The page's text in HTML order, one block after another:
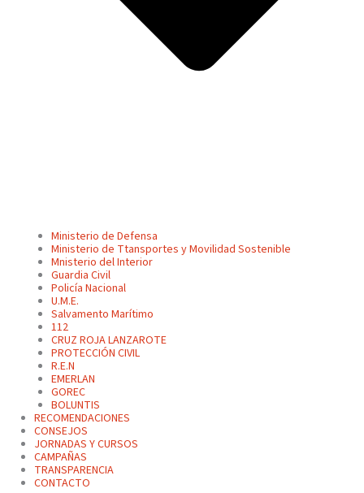
Ministerio de Defensa
Ministerio de Ttansportes y Movilidad Sostenible
Mnisterio del Interior
Guardia Civil
Policía Nacional
U.M.E.
Salvamento Marítimo
112
CRUZ ROJA LANZAROTE
PROTECCIÓN CIVIL
R.E.N
EMERLAN
GOREC
BOLUNTIS
RECOMENDACIONES
CONSEJOS
JORNADAS Y CURSOS
CAMPAÑAS
TRANSPARENCIA
CONTACTO